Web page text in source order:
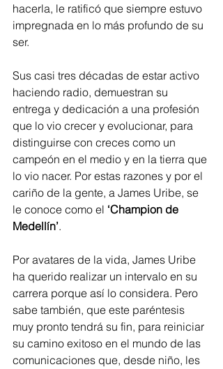
hacerla, le ratificó que siempre estuvo
impregnada en lo más profundo de su
ser.
Sus casi tres décadas de estar activo
haciendo radio, demuestran su
entrega y dedicación a una profesión
que lo vio crecer y evolucionar, para
distinguirse con creces como un
campeón en el medio y en la tierra que
lo vio nacer. Por estas razones y por el
cariño de la gente, a James Uribe, se
le conoce como el ‘Champion de
Medellín’.
Por avatares de la vida, James Uribe
ha querido realizar un intervalo en su
carrera porque así lo considera. Pero
sabe también, que este paréntesis
muy pronto tendrá su fin, para reiniciar
su camino exitoso en el mundo de las
comunicaciones que, desde niño, les